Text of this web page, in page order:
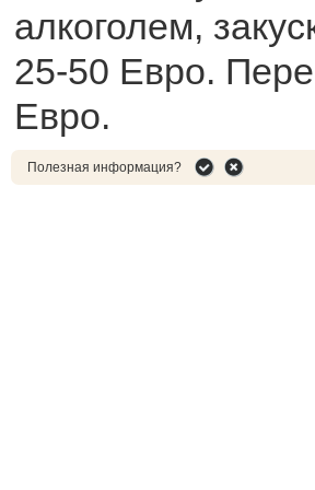
алкоголем,
25-50 Евро.
Евро.
Полезная информация?